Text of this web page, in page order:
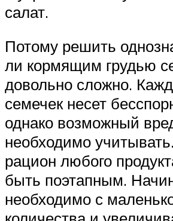
салат.
Потому решить
ли кормящим грудью
довольно сложно.
семечек несет
однако возможный
необходимо
рацион любого
быть поэтапным.
необходимо с